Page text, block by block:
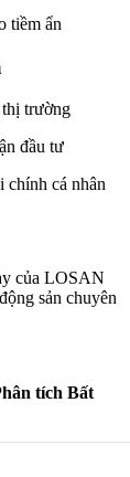
tiềm ẩn
trường
đầu tư
chính cá nhân
của LOSAN
sản chuyên
tích Bất